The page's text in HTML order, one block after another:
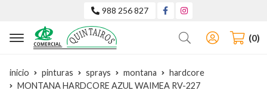
988 256 827
Buscar 0
inicio pinturas sprays montana
hardcore
MONTANA HARDCORE AZUL WAIMEA RV-227